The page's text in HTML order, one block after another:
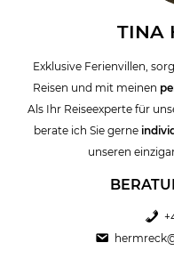
Ferienhäusern inTINA
Exklusive Ferienvillen,
Reisen und mit meinen
Als Ihr Reiseexperte für
berate ich Sie gerne
unseren